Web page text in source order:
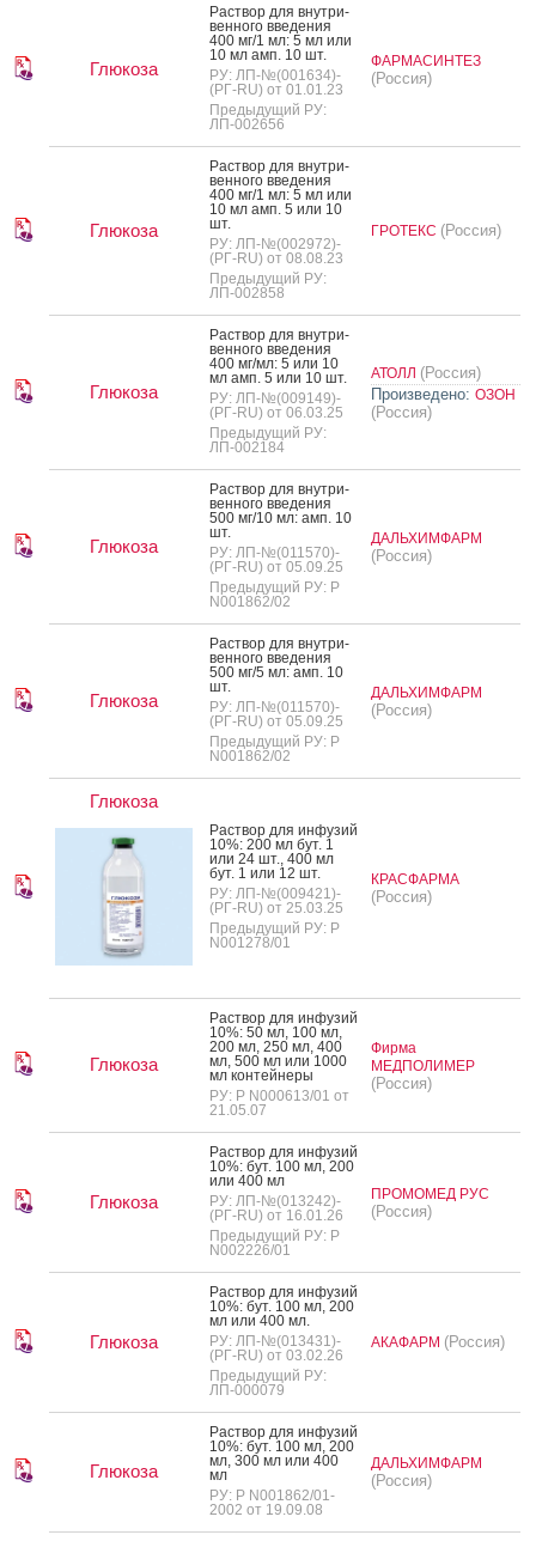
Глюкоза
Рас­твор для внут­ри­
вен­но­го вве­дения
400 мг/1 мл: 5 мл или
10 мл амп. 10 шт.
РУ: ЛП-№(001634)-
(РГ-RU) от 01.01.23
Предыдущий РУ:
ЛП-002656
ФАРМАСИНТЕЗ
(Россия)
Глюкоза
Рас­твор для внут­ри­
вен­но­го вве­дения
400 мг/1 мл: 5 мл или
10 мл амп. 5 или 10
шт.
РУ: ЛП-№(002972)-
(РГ-RU) от 08.08.23
Предыдущий РУ:
ЛП-002858
ГРОТЕКС (Россия)
Глюкоза
Рас­твор для внут­ри­
вен­но­го вве­дения
400 мг/мл: 5 или 10
мл амп. 5 или 10 шт.
РУ: ЛП-№(009149)-
(РГ-RU) от 06.03.25
Предыдущий РУ:
ЛП-002184
АТОЛЛ (Россия)
Произведено: ОЗОН
(Россия)
Глюкоза
Рас­твор для внут­ри­
вен­но­го вве­дения
500 мг/10 мл: амп. 10
шт.
РУ: ЛП-№(011570)-
(РГ-RU) от 05.09.25
Предыдущий РУ: Р
N001862/02
ДАЛЬХИМФАРМ
(Россия)
Глюкоза
Рас­твор для внут­ри­
вен­но­го вве­дения
500 мг/5 мл: амп. 10
шт.
РУ: ЛП-№(011570)-
(РГ-RU) от 05.09.25
Предыдущий РУ: Р
N001862/02
ДАЛЬХИМФАРМ
(Россия)
Глюкоза
Рас­твор для ин­фу­зий
10%: 200 мл бут. 1
или 24 шт., 400 мл
бут. 1 или 12 шт.
РУ: ЛП-№(009421)-
(РГ-RU) от 25.03.25
Предыдущий РУ: Р
N001278/01
КРАСФАРМА
(Россия)
Глюкоза
Рас­твор для ин­фу­зий
10%: 50 мл, 100 мл,
200 мл, 250 мл, 400
мл, 500 мл или 1000
мл кон­тей­не­ры
РУ: Р N000613/01 от
21.05.07
Фирма
МЕДПОЛИМЕР
(Россия)
Глюкоза
Рас­твор для ин­фу­зий
10%: бут. 100 мл, 200
или 400 мл
РУ: ЛП-№(013242)-
(РГ-RU) от 16.01.26
Предыдущий РУ: Р
N002226/01
ПРОМОМЕД РУС
(Россия)
Глюкоза
Рас­твор для ин­фу­зий
10%: бут. 100 мл, 200
мл или 400 мл.
РУ: ЛП-№(013431)-
(РГ-RU) от 03.02.26
Предыдущий РУ:
ЛП-000079
АКАФАРМ (Россия)
Глюкоза
Рас­твор для ин­фу­зий
10%: бут. 100 мл, 200
мл, 300 мл или 400
мл
РУ: Р N001862/01-
2002 от 19.09.08
ДАЛЬХИМФАРМ
(Россия)